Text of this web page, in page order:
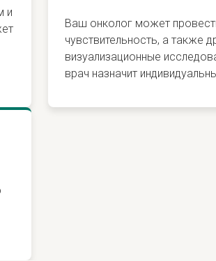
и
Ваш онколог может
чувствительность, а также
визуализационные
врач назначит